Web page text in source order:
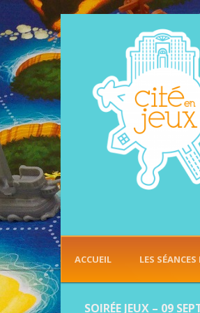
ACCUEIL LES SÉANCES
SOIRÉE JEUX – 09